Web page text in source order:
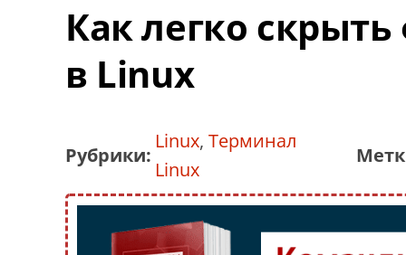
Как легко
в Linux
Рубрики:
Linux, Терминал
Linux